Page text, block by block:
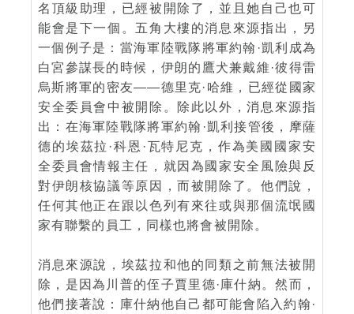
名頂級助理，已經被開除了，並且她自己也可
能會是下一個。五角大樓的消息來源指出，另
一個例子是：當海軍陸戰隊將軍約翰·凱利成為
白宮參謀長的時候，伊朗的鷹犬兼戴維·彼得雷
烏斯將軍的密友——德里克·哈維，已經從國家
安全委員會中被開除。除此以外，消息來源指
出：在海軍陸戰隊將軍約翰·凱利接管後，摩薩
德的埃茲拉·科恩·瓦特尼克，作為美國國家安
全委員會情報主任，就因為國家安全風險與反
對伊朗核協議等原因，而被開除了。他們說，
任何其他正在跟以色列有來往或與那個流氓國
家有聯繫的員工，同樣也將會被開除。
消息來源說，埃茲拉和他的同類之前無法被開
除，是因為川普的侄子賈里德·庫什納。然而，
他們接著說：庫什納他自己都可能會陷入約翰·